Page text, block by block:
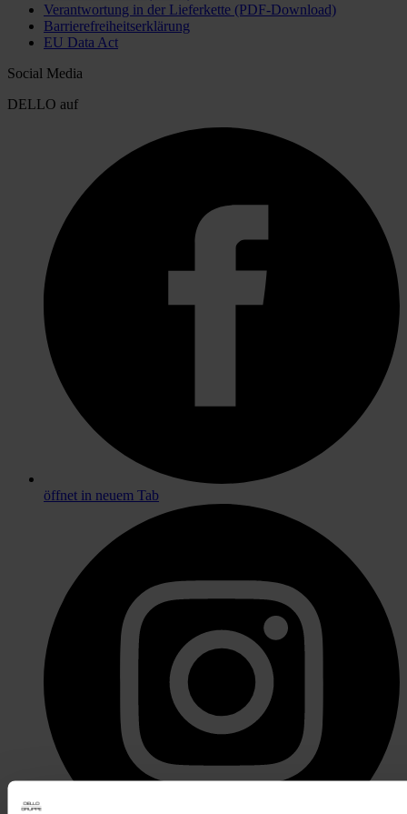
Verantwortung in der Lieferkette (PDF-Download)
Barrierefreiheitserklärung
EU Data Act
Social Media
DELLO auf
öffnet in neuem Tab